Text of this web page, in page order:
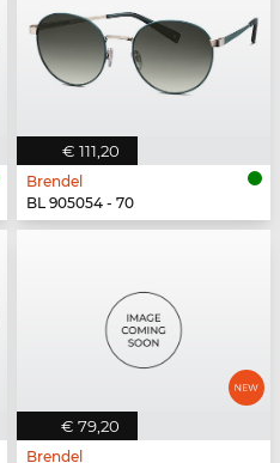
€ 111,20
Brendel
BL 905054 - 70
€ 79,20
Brendel